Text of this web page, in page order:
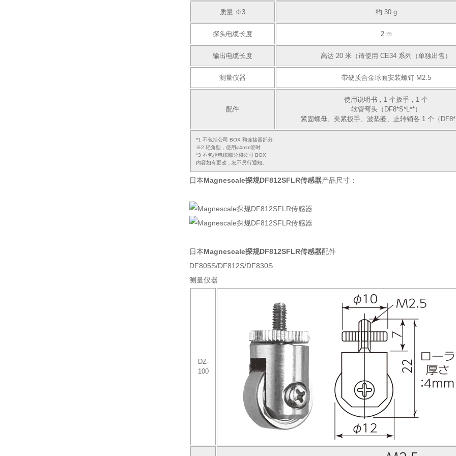
*1 不包括公司 BOX 和连接器部分
※2 轻角型，使用φ4mm管时
*3 不包括电缆部分和公司 BOX
内容如有更改，恕不另行通知。
质量 ※3 约 30 g
探头电缆长度 2 m
输出电缆长度 高达 20 米（请使用 CE34 系列（单独出售）
测量仪器 带硬质合金球面安装螺钉 M2.5
配件
使用说明书，1 个扳手，1 个
软管弯头（DF8*S*L**）
紧固螺母、夹紧扳手、波垫圈、止转销各 1 个（
日本Magnescale探规DF812SFLR传感器产品尺寸：
日本Magnescale探规DF812SFLR传感器配件
DF805S/DF812S/DF830S
测量仪器
DZ-
100